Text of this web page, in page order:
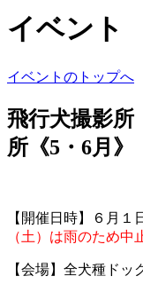
イベント
イベントのトップへ
飛行犬撮影
所《5・6月》
【開催日時】６月
（土）は雨のため中
【会場】全犬種ドッ